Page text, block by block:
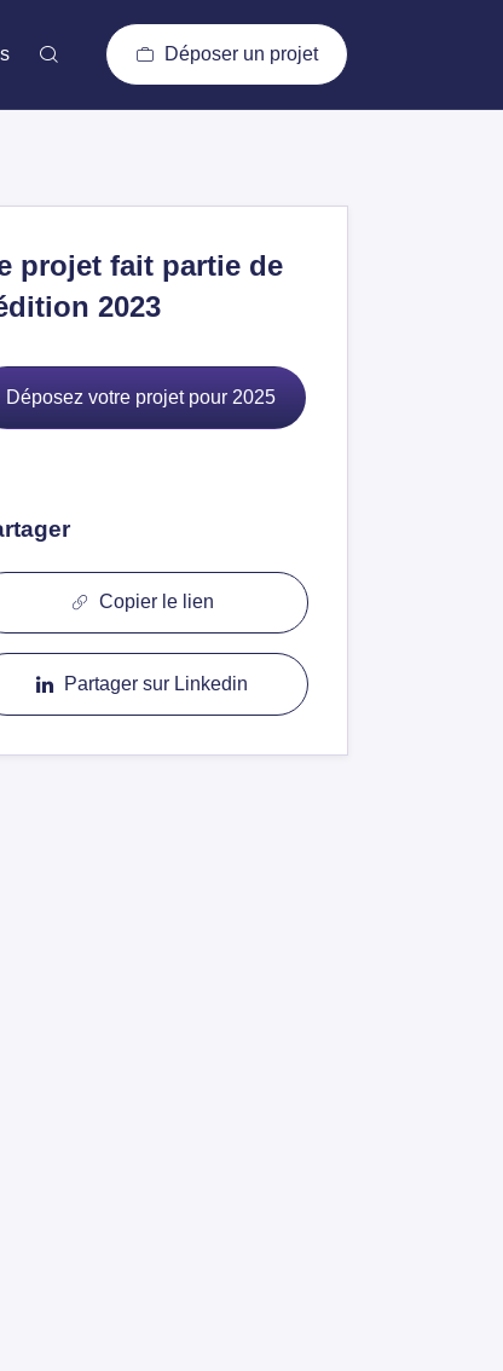
Déposer un projet
projet fait partie de
2023
Déposez votre projet pour 2025
Copier le lien
Partager sur Linkedin